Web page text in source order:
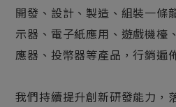
開發、設計、製造、組裝一條
示器、電子紙應用、遊戲機檯
應器、投幣器等產品，行銷遍
我們持續提升創新研發能力，